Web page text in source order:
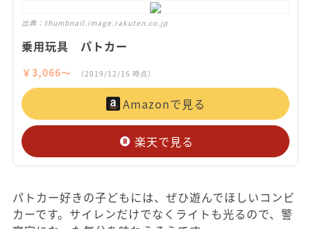
出典： thumbnail.image.rakuten.co.jp
乗用玩具 パトカー
￥3,066〜 （2019/12/16 時点）
Amazonで見る
楽天で見る
パトカー好きの子どもには、ぜひ遊んでほしいコンビ
カーです。サイレンだけでなくライトも光るので、警